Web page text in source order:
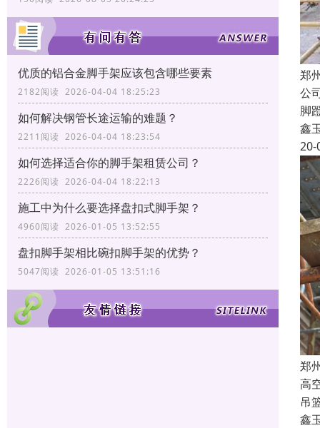
优质的铝合金脚手架应该包含哪些要素
2182阅读 2026-04-04 18:25:23
如何解决钢管长途运输的难题？
2211阅读 2026-04-04 18:23:54
如何选择适合你的脚手架租赁公司？
2226阅读 2026-04-04 18:22:13
施工中为什么要选择盘扣式脚手架？
4960阅读 2026-01-05 13:52:55
盘扣脚手架相比碗扣脚手架的优势？
5047阅读 2026-01-05 13:51:16
郑
公
脚
鑫
20-
郑
高
吊
鑫